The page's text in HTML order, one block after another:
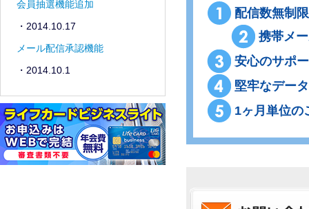
配信数無制
携帯メ
安心のサポ
堅牢なデー
1ヶ月単位の